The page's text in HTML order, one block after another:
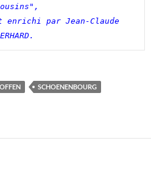
par Jean-Claude
SCHOENENBOURG